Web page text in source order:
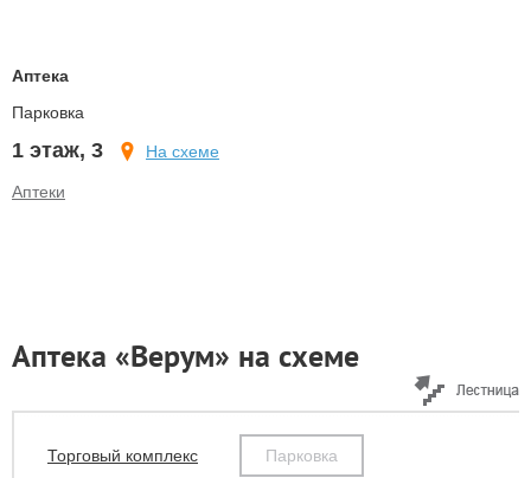
Аптека
Парковка
1 этаж, 3 На схеме
Аптеки
Аптека «Верум» на схеме
Торговый комплекс Парковка